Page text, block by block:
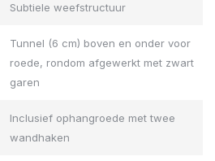
Subtiele weefstructuur
Tunnel (6 cm) boven en onder voor
roede, rondom afgewerkt met zwart
garen
Inclusief ophangroede met twee
wandhaken